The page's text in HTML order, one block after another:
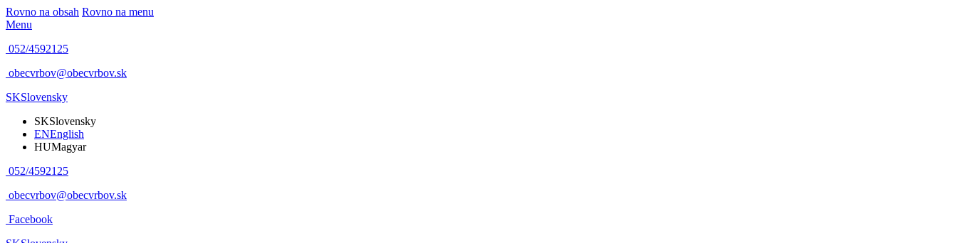
Rovno na obsah Rovno na menu
Menu
052/4592125
obecvrbov@obecvrbov.sk
SKSlovensky
SKSlovensky
ENEnglish
HUMagyar
052/4592125
obecvrbov@obecvrbov.sk
Facebook